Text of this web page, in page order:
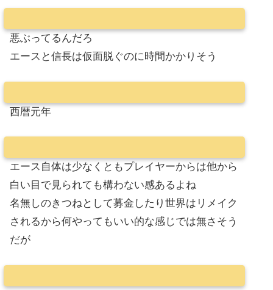
悪ぶってるんだろ
エースと信長は仮面脱ぐのに時間かかりそう
西暦元年
エース自体は少なくともプレイヤーからは他から
白い目で見られても構わない感あるよね
名無しのきつねとして募金したり世界はリメイク
されるから何やってもいい的な感じでは無さそう
だが